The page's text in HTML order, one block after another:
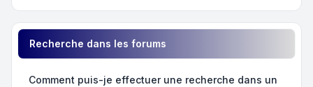
Recherche dans les forums
Comment puis-je effectuer une recherche dans un